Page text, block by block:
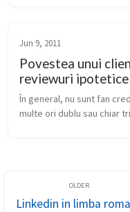
Jun 9, 2011
Povestea unui
reviewuri ipotetice
În general, nu sunt fan
multe ori dublu sau chiar
Linkedin in limba